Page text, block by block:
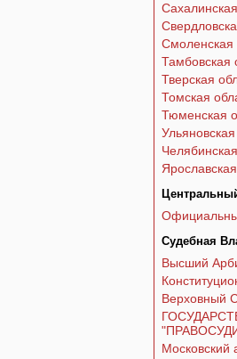
Смоленская
Тамбовская
Тверская
Томская
Тюменская
Судебная
Высший
Верховный
Московский